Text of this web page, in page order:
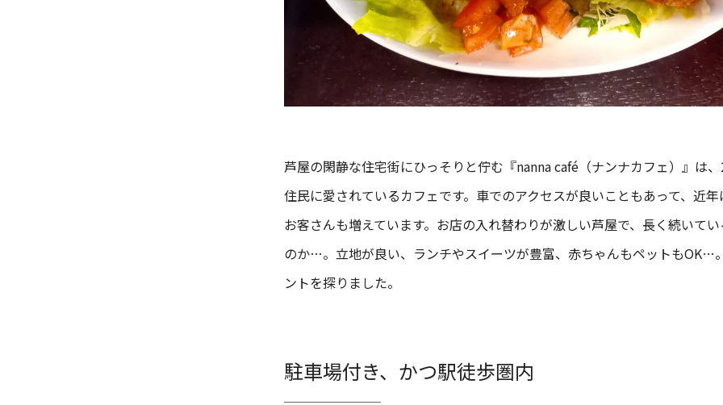
芦屋の閑静な住宅街にひっそりと佇む『nanna café（ナンナカフェ）』は
住民に愛されているカフェです。車でのアクセスが良いこともあって、近
お客さんも増えています。お店の入れ替わりが激しい芦屋で、長く続いて
のか…。立地が良い、ランチやスイーツが豊富、赤ちゃんもペットもOK…
ントを探りました。
駐車場付き、かつ駅徒歩圏内